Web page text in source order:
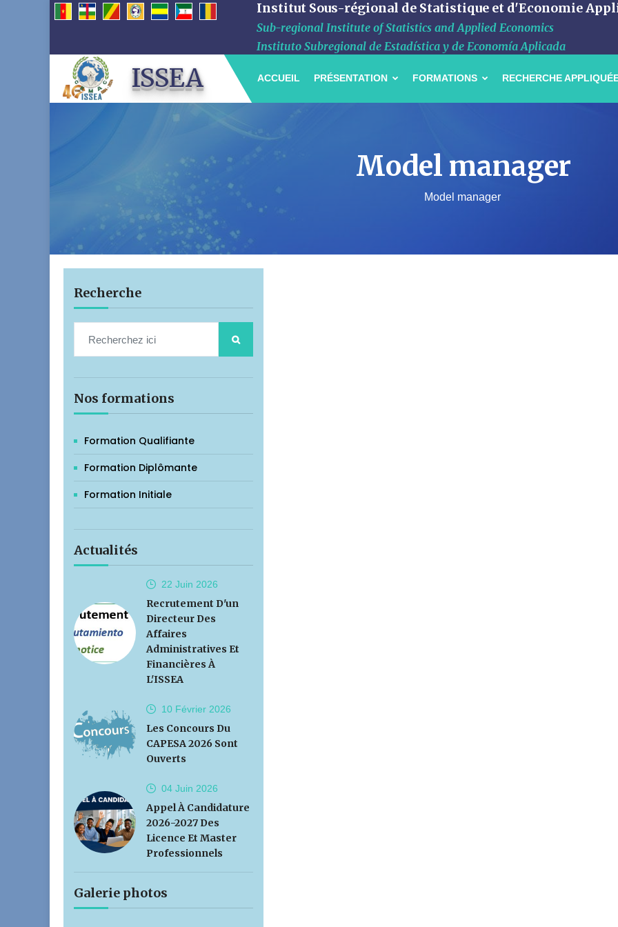
Institut Sous-régional de Statistique et d'Economie
Sub-regional Institute of Statistics and Applied Economics
Instituto Subregional de Estadística y de Economía Aplicada
ISSEA ACCUEIL PRÉSENTATION FORMATIONS RECHERCHE
Model manager
Model manager
Recherche
Nos formations
Formation Qualifiante
Formation Diplômante
Formation Initiale
Actualités
22 Juin 2026
Recrutement D'un
Directeur Des
Affaires
Administratives Et
Financières À
L'ISSEA
10 Février 2026
Les Concours Du
CAPESA 2026 Sont
Ouverts
04 Juin 2026
Appel À Candidature
2026-2027 Des
Licence Et Master
Professionnels
Galerie photos